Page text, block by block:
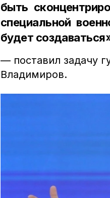
быть
специальной
будет
— поставил задачу
Владимиров.